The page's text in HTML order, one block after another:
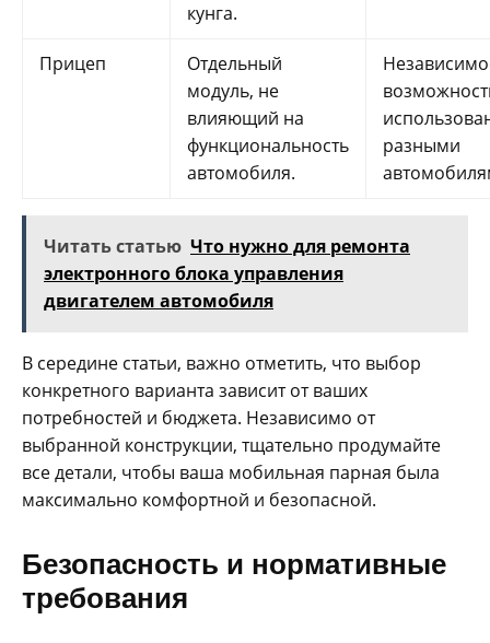
кунга.
Прицеп
Отдельный
модуль, не
влияющий на
функциональность
автомобиля.
разными
Читать статью Что нужно для ремонта
электронного блока управления
двигателем автомобиля
В середине статьи, важно отметить, что выбор
конкретного варианта зависит от ваших
потребностей и бюджета. Независимо от
выбранной конструкции, тщательно продумайте
все детали, чтобы ваша мобильная парная была
максимально комфортной и безопасной.
Безопасность и нормативные
требования